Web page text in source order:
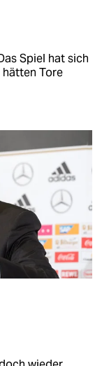
Spiel hat sich
hätten Tore